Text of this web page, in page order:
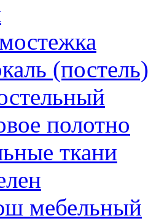
(постель)
полотно
ткани
мебельный